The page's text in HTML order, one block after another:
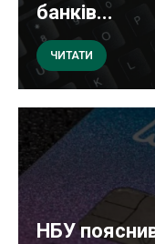
банків...
ЧИТАТИ
НБУ